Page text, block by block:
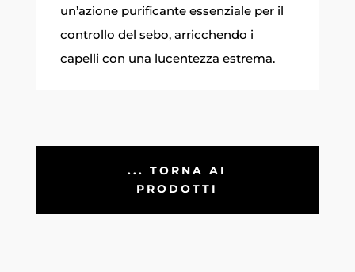
un’azione purificante essenziale per il
controllo del sebo, arricchendo i
capelli con una lucentezza estrema.
... TORNA AI
PRODOTTI